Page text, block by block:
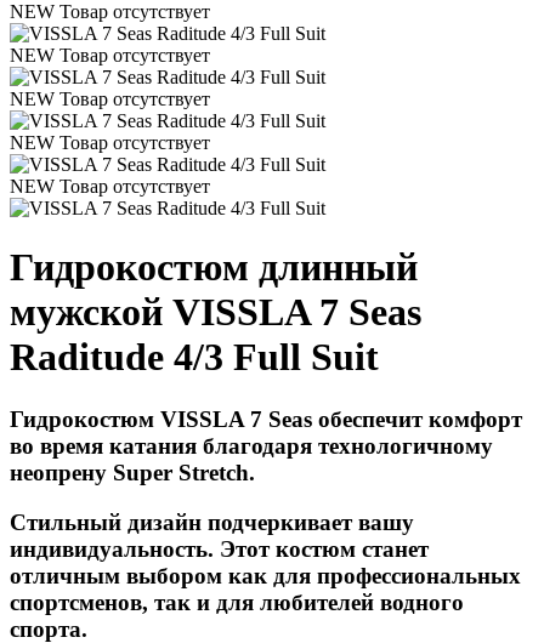
NEW Товар отсутствует
NEW Товар отсутствует
NEW Товар отсутствует
NEW Товар отсутствует
NEW Товар отсутствует
Гидрокостюм длинный
мужской VISSLA 7 Seas
Raditude 4/3 Full Suit
Гидрокостюм VISSLA 7 Seas обеспечит комфорт
во время катания благодаря технологичному
неопрену Super Stretch.
Стильный дизайн подчеркивает вашу
индивидуальность. Этот костюм станет
отличным выбором как для профессиональных
спортсменов, так и для любителей водного
спорта.